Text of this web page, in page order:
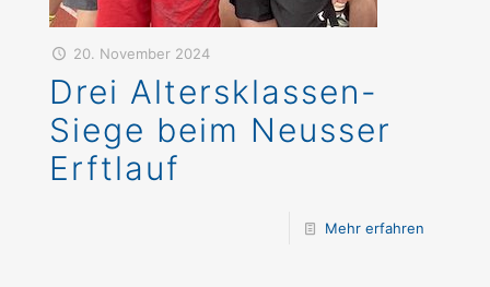
20. November 2024
Drei Altersklassen-
Siege beim Neusser
Erftlauf
Mehr erfahren